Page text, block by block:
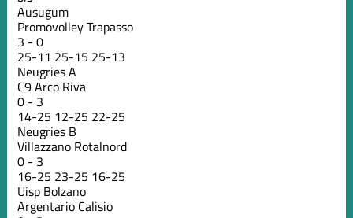
Ausugum
Promovolley Trapasso
3 -0
25-11 25-15 25-13
Neugries A
C9 Arco Riva
0 - 3
14-25 12-25 22-25
Neugries B
Villazzano Rotalnord
0 - 3
16-25 23-25 16-25
Uisp Bolzano
Argentario Calisio